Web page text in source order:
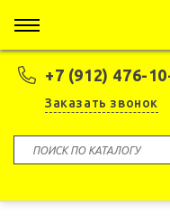
+7 (912) 476-
Заказать звонок